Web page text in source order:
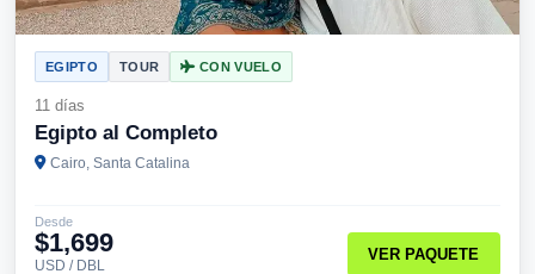
EGIPTO TOUR CON VUELO
11 días
Egipto al Completo
Cairo, Santa Catalina
Desde
$1,699
USD / DBL
VER PAQUETE